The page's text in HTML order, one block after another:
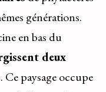
générations.
en bas du
deux
paysage occupe